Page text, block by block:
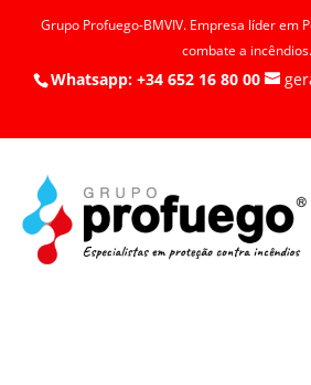
Grupo Profuego-BMVIV. Empresa líder em
combate a incêndios.
Whatsapp: +34 652 16 80 00